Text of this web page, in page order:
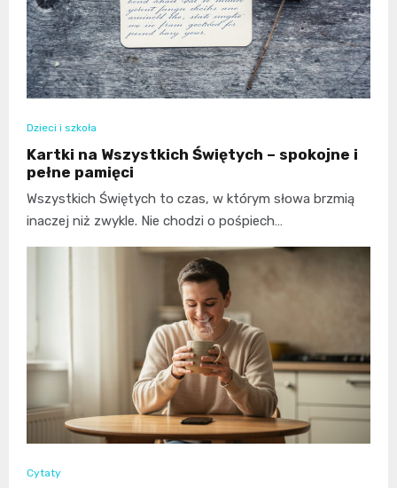
Dzieci i szkoła
Kartki na Wszystkich Świętych – spokojne i
pełne pamięci
Wszystkich Świętych to czas, w którym słowa brzmią
inaczej niż zwykle. Nie chodzi o pośpiech…
Cytaty